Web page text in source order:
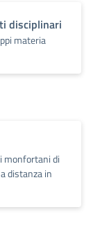
disciplinari
materia
monfortani di
distanza in